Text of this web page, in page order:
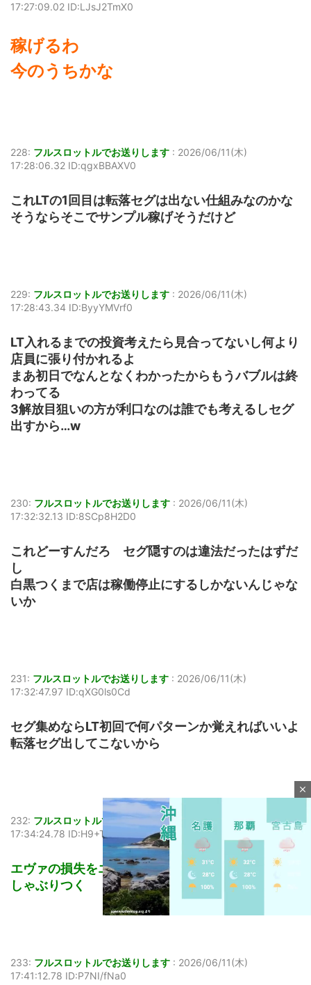
17:27:09.02 ID:LJsJ2TmX0
稼げるわ
今のうちかな
228: フルスロットルでお送りします : 2026/06/11(木)
17:28:06.32 ID:qgxBBAXV0
これLTの1回目は転落セグは出ない仕組みなのかな
そうならそこでサンプル稼げそうだけど
229: フルスロットルでお送りします : 2026/06/11(木)
17:28:43.34 ID:ByyYMVrf0
LT入れるまでの投資考えたら見合ってないし何より
店員に張り付かれるよ
まあ初日でなんとなくわかったからもうバブルは終
わってる
3解放目狙いの方が利口なのは誰でも考えるしセグ
出すから…w
230: フルスロットルでお送りします : 2026/06/11(木)
17:32:32.13 ID:8SCp8H2D0
これどーすんだろ セグ隠すのは違法だったはずだ
し
白黒つくまで店は稼働停止にするしかないんじゃな
いか
231: フルスロットルでお送りします : 2026/06/11(木)
17:32:47.97 ID:qXG0ls0Cd
セグ集めならLT初回で何パターンか覚えればいいよ
転落セグ出してこないから
232: フルスロットルでお送りします:2026/06/11(木)
17:34:24.78 ID:H9+TO94H0
エヴァの損失をエガァが取り返してくれてる
しゃぶりつく
233: フルスロットルでお送りします : 2026/06/11(木)
17:41:12.78 ID:P7NI/fNa0
close